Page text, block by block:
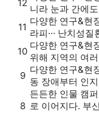
12
니라 눈과 간에
11
다양한 연구&현
라피··· 난치성
10
다양한 연구&현
위해 지역의 여
9
다양한 연구&현
동 장애부터 인
8
든든한 인물 캠
로 이어지다. 부